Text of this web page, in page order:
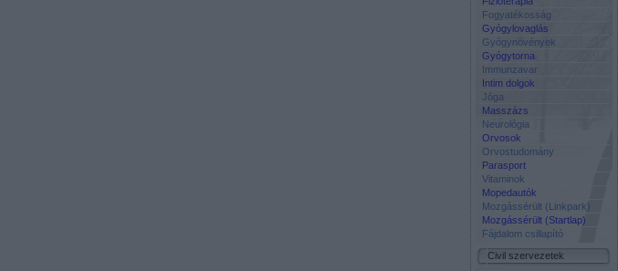
Fogyatékosság
Gyógylovaglás
Gyógynövények
Gyógytorna
Immunzavar
Intim dolgok
Jóga
Masszázs
Neurológia
Orvosok
Orvostudomány
Parasport
Vitaminok
Mopedautók
Mozgássérült (Linkpark)
Mozgássérült (Startlap)
Fájdalom csillapító
Civil szervezetek